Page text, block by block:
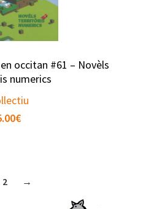
occitan #61 – Novèls
numerics
€
2 →